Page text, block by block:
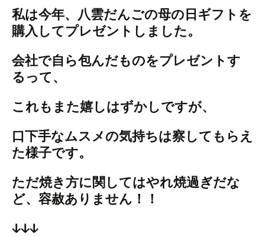
私は今年、八雲だんごの母の日ギフトを
購入してプレゼントしました。
会社で自ら包んだものをプレゼントす
るって、
これもまた嬉しはずかしですが、
口下手なムスメの気持ちは察してもらえ
た様子です。
ただ焼き方に関してはやれ焼過ぎだな
ど、容赦ありません！！
↓↓↓